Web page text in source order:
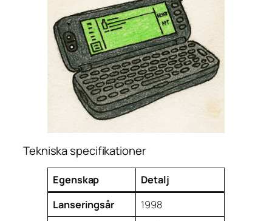
Tekniska specifikationer
Egenskap
Detalj
Lanseringsår
1998